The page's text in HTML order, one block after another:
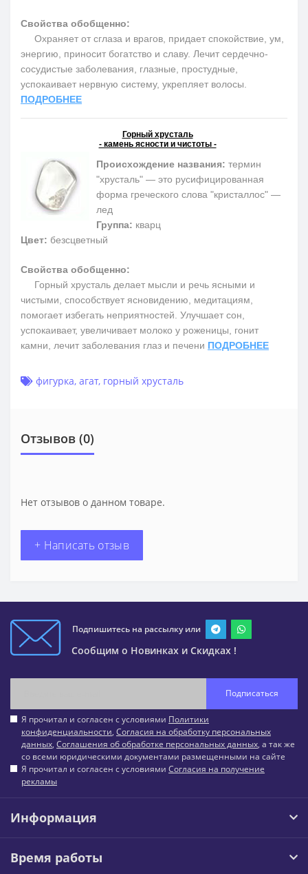
Свойства обобщенно:
Охраняет от сглаза и врагов, придает спокойствие, ум,
энергию, приносит богатство и славу. Лечит сердечно-
сосудистые заболевания, глазные, простудные,
успокаивает нервную систему, укрепляет волосы.
ПОДРОБНЕЕ
Горный хрусталь
- камень ясности и чистоты -
Происхождение названия: термин
"хрусталь" — это русифицированная
форма греческого слова "кристаллос" —
лед
Группа: кварц
Цвет: безсцветный
Свойства обобщенно:
Горный хрусталь делает мысли и речь ясными и
чистыми, способствует ясновидению, медитациям,
помогает избегать неприятностей. Улучшает сон,
успокаивает, увеличивает молоко у роженицы, гонит
камни, лечит заболевания глаз и печени ПОДРОБНЕЕ
фигурка, агат, горный хрусталь
Отзывов (0)
Нет отзывов о данном товаре.
+ Написать отзыв
Подпишитесь на рассылку или
Сообщим о Новинках и Скидках !
Подписаться
Я прочитал и согласен с условиями Политики
конфиденциальности, Согласия на обработку персональных
данных, Соглашения об обработке персональных данных, а так же
со всеми юридическими документами размещенными на сайте
Я прочитал и согласен с условиями Согласия на получение
рекламы
Информация
Время работы